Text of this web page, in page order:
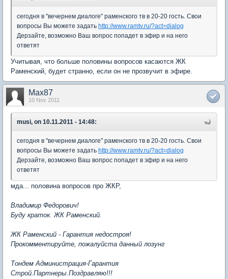
сегодня в "вечернем диалоге" раменского тв в 20-20 гость. Свои
вопросы Вы можете задать http://www.ramtv.ru/?act=dialog
Дерзайте, возможно Ваш вопрос попадет в эфир и на него
ответят
Учитывая, что больше половины вопросов касаются ЖК
Раменский, будет странно, если он не прозвучит в эфире.
Max87
10 Nov 2011
musi, on 10.11.2011 - 14:48:
сегодня в "вечернем диалоге" раменского тв в 20-20 гость. Свои
вопросы Вы можете задать http://www.ramtv.ru/?act=dialog
Дерзайте, возможно Ваш вопрос попадет в эфир и на него
ответят
мда... половина вопросов про ЖКР,
Владимир Федорович!
Буду краток. ЖК Раменский.
ЖК Раменский - Гарантия недостроя!
Прокомментируйте, пожалуйста данный лозунг
Тондем Администрация-Гарантия
Строй.Партнеры.Поздравляю!!!